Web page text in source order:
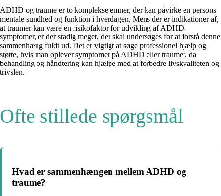
ADHD og traume er to komplekse emner, der kan påvirke en persons
mentale sundhed og funktion i hverdagen. Mens der er indikationer af,
at traumer kan være en risikofaktor for udvikling af ADHD-
symptomer, er der stadig meget, der skal undersøges for at forstå denne
sammenhæng fuldt ud. Det er vigtigt at søge professionel hjælp og
støtte, hvis man oplever symptomer på ADHD eller traumer, da
behandling og håndtering kan hjælpe med at forbedre livskvaliteten og
trivslen.
Ofte stillede spørgsmål
Hvad er sammenhængen mellem ADHD og
traume?